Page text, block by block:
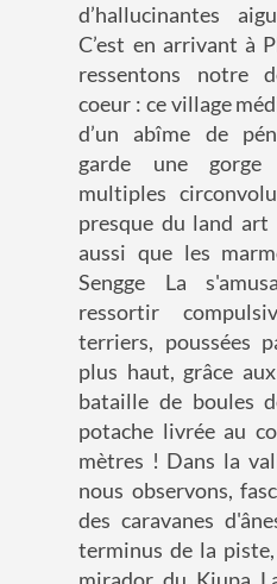
d’hallucinantes
C’est en arrivant à
ressentons notre
coeur : ce village
d’un abîme de
garde une gorge
multiples
presque du land art
aussi que les
Sengge La
ressortir
terriers, poussées
plus haut, grâce
bataille de boules
potache livrée au
mètres ! Dans la
nous observons,
des caravanes
terminus de la